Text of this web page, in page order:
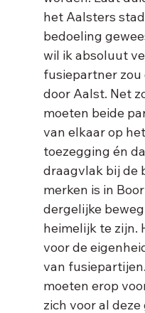
het Aalsters
bedoeling
wil ik absoluut
fusiepartner
door Aalst. Net
moeten beide
van elkaar op
toezegging én
draagvlak bij de
merken is in
dergelijke
heimelijk te zijn.
voor de
van
moeten erop
zich voor al